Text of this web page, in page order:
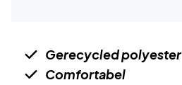
Gerecycled polyester
Comfortabel